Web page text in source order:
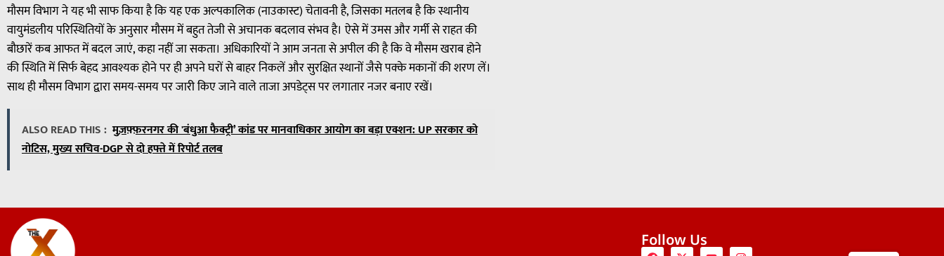
मौसम विभाग ने यह भी साफ किया है कि यह एक अल्पकालिक (नाउकास्ट) चेतावनी है, जिसका मतलब है कि स्थानीय
वायुमंडलीय परिस्थितियों के अनुसार मौसम में बहुत तेजी से अचानक बदलाव संभव है। ऐसे में उमस और गर्मी से राहत की
बौछारें कब आफत में बदल जाएं, कहा नहीं जा सकता। अधिकारियों ने आम जनता से अपील की है कि वे मौसम खराब होने
की स्थिति में सिर्फ बेहद आवश्यक होने पर ही अपने घरों से बाहर निकलें और सुरक्षित स्थानों जैसे पक्के मकानों की शरण लें।
साथ ही मौसम विभाग द्वारा समय-समय पर जारी किए जाने वाले ताजा अपडेट्स पर लगातार नजर बनाए रखें।
ALSO READ THIS : मुज़फ़्फ़रनगर की 'बंधुआ फैक्ट्री’ कांड पर मानवाधिकार आयोग का बड़ा एक्शन: UP सरकार को
नोटिस, मुख्य सचिव-DGP से दो हफ्ते में रिपोर्ट तलब
Follow Us